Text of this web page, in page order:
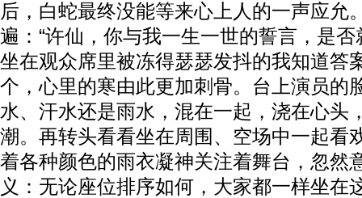
后，白蛇最终没能等来心上人的一声应允
遍：“许仙，你与我一生一世的誓言，是否
坐在观众席里被冻得瑟瑟发抖的我知道答
个，心里的寒由此更加刺骨。台上演员的
水、汗水还是雨水，混在一起，浇在心头
潮。再转头看看坐在周围、空场中一起看
着各种颜色的雨衣凝神关注着舞台，忽然
义：无论座位排序如何，大家都一样坐在